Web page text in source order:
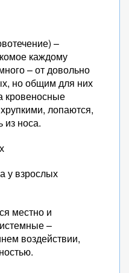
–
каждому
– от довольно
но общим для них
кровеносные
лопаются,
из носа.
у взрослых
местно и
–
воздействии,